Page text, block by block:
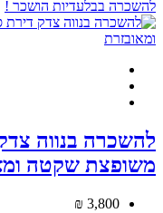
להשכרה בבלעדיות הושכר !
להשכרה בנווה
משופצת שקטה
3,800 ₪